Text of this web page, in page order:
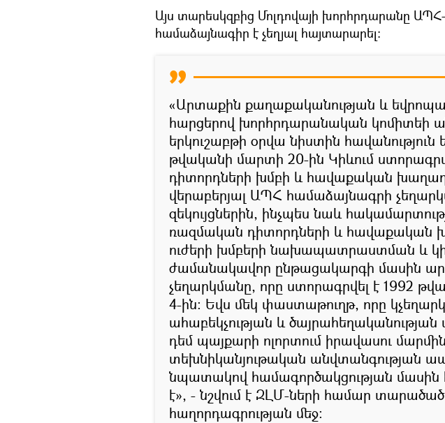
Այս տարեսկզբից Մոլդովայի խորհրդարանը
համաձայնագիր է չեղյալ հայտարարել։
«Արտաքին քաղաքականության և
հարցերով խորհրդարանական կոմիտեի
երկուշաբթի օրվա նիստին հավանություն
թվականի մարտի 20-ին Կիևում
դիտորդների խմբի և հավաքական
վերաբերյալ ԱՊՀ համաձայնագրի
զեկույցներին, ինչպես նաև
ռազմական դիտորդների և
ուժերի խմբերի նախապատրաստման և
ժամանակավոր ընթացակարգի մասին
չեղարկմանը, որը ստորագրվել է 1992
4-ին։ Եվս մեկ փաստաթուղթ, որը
ահաբեկչության և ծայրահեղականության
դեմ պայքարի ոլորտում իրավասու
տեխնիկանյութական անվտանգության
նպատակով համագործակցության մասին
է», - նշվում է ԶԼՄ-ների համար
հաղորդագրության մեջ։